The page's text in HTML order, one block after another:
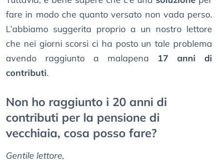
fare in modo che quanto versato non vada perso.
L’abbiamo suggerita proprio a un nostro lettore
che nei giorni scorsi ci ha posto un tale problema
avendo raggiunto a malapena 17 anni di
contributi.
Non ho raggiunto i 20 anni di
contributi per la pensione di
vecchiaia, cosa posso fare?
Gentile lettore,